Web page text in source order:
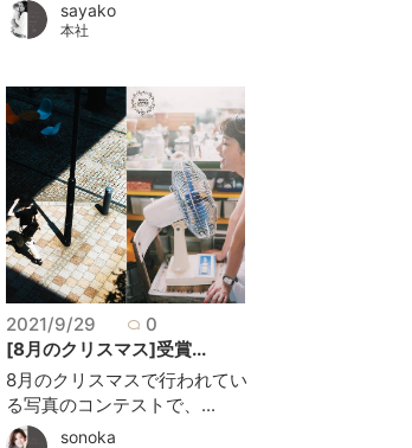
sayako
本社
2021/9/29
0
[8月のクリスマス]受賞...
8月のクリスマスで行われてい
る写真のコンテストで、...
sonoka